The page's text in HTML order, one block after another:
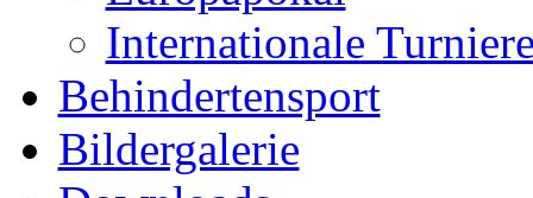
Internationale
Behindertensport
Bildergalerie